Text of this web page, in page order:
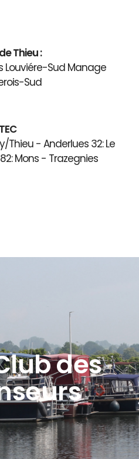
Thieu :
Louviére-Sud Manage
Sud
TEC
Thieu - Anderlues 32: Le
Mons - Trazegnies
des